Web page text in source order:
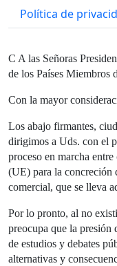
Política de
C A las Señoras
de los Países Miembros
Con la mayor
Los abajo firmantes,
dirigimos a Uds. con el
proceso en marcha
(UE) para la concreción
comercial, que se lleva
Por lo pronto, al no
preocupa que la presión
de estudios y debates
alternativas y